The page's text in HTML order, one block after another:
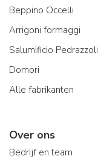
Beppino Occelli
Arrigoni formaggi
Salumificio Pedrazzoli
Domori
Alle fabrikanten
Over ons
Bedrijf en team